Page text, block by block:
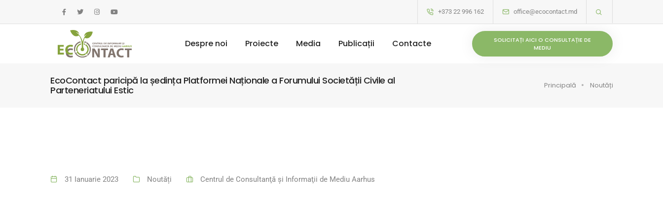
+373 22 996 162 office@ecocontact.md
Despre noi Proiecte Media Publicații Contacte
SOLICITAȚI AICI O CONSULTAȚIE DE
MEDIU
EcoContact paricipă la ședința Platformei Naționale a Forumului Societății Civile al
Parteneriatului Estic
Principală Noutăți
31 Ianuarie 2023 Noutăți Centrul de Consultanţă şi Informaţii de Mediu Aarhus